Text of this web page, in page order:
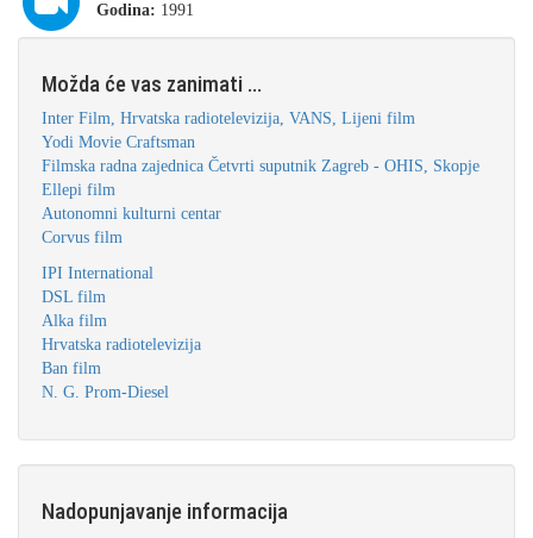
Godina: 1991
Možda će vas zanimati ...
Inter Film, Hrvatska radiotelevizija, VANS, Lijeni film
Yodi Movie Craftsman
Filmska radna zajednica Četvrti suputnik Zagreb - OHIS, Skopje
Ellepi film
Autonomni kulturni centar
Corvus film
IPI International
DSL film
Alka film
Hrvatska radiotelevizija
Ban film
N. G. Prom-Diesel
Nadopunjavanje informacija